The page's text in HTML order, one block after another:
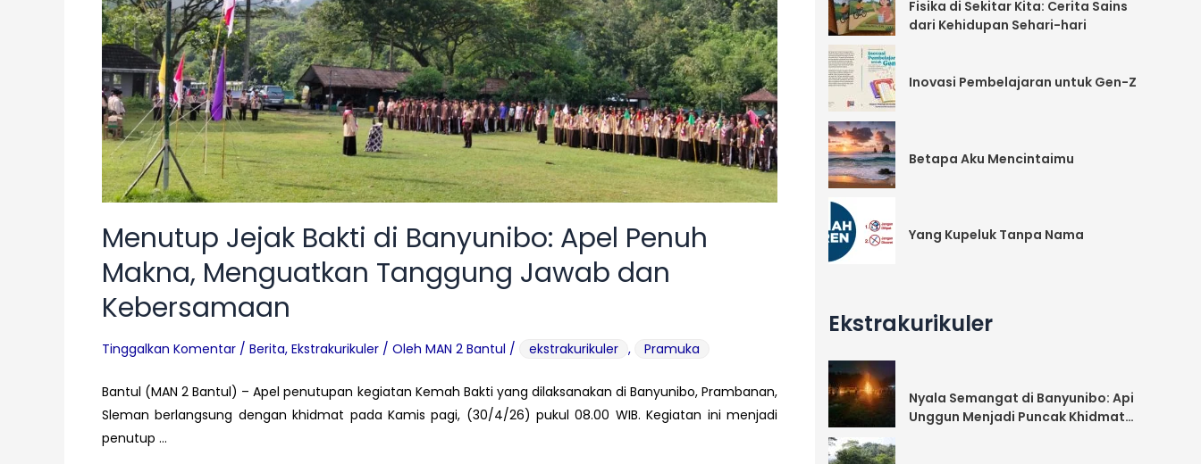
Bakti
MAN
2
Bantul
Menutup Jejak Bakti di Banyunibo: Apel Penuh
Makna, Menguatkan Tanggung Jawab dan
Kebersamaan
Tinggalkan Komentar / Berita, Ekstrakurikuler / Oleh MAN 2 Bantul / ekstrakurikuler , Pramuka
Bantul (MAN 2 Bantul) – Apel penutupan kegiatan Kemah Bakti yang dilaksanakan di Banyunibo, Prambanan,
Sleman berlangsung dengan khidmat pada Kamis pagi, (30/4/26) pukul 08.00 WIB. Kegiatan ini menjadi
penutup …
Indonesia
Fisika di Sekitar Kita: Cerita Sains
dari Kehidupan Sehari-hari
Inovasi Pembelajaran untuk Gen-Z
Betapa Aku Mencintaimu
Yang Kupeluk Tanpa Nama
Ekstrakurikuler
Nyala Semangat di Banyunibo: Api
Unggun Menjadi Puncak Khidmat